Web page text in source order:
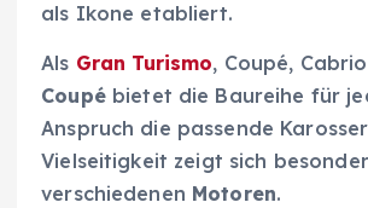
als Ikone etabliert.
Als Gran Turismo, Coupé,
Coupébietet die Baureihe für
Anspruch die passende
Vielseitigkeit zeigt sich
verschiedenen Motoren.